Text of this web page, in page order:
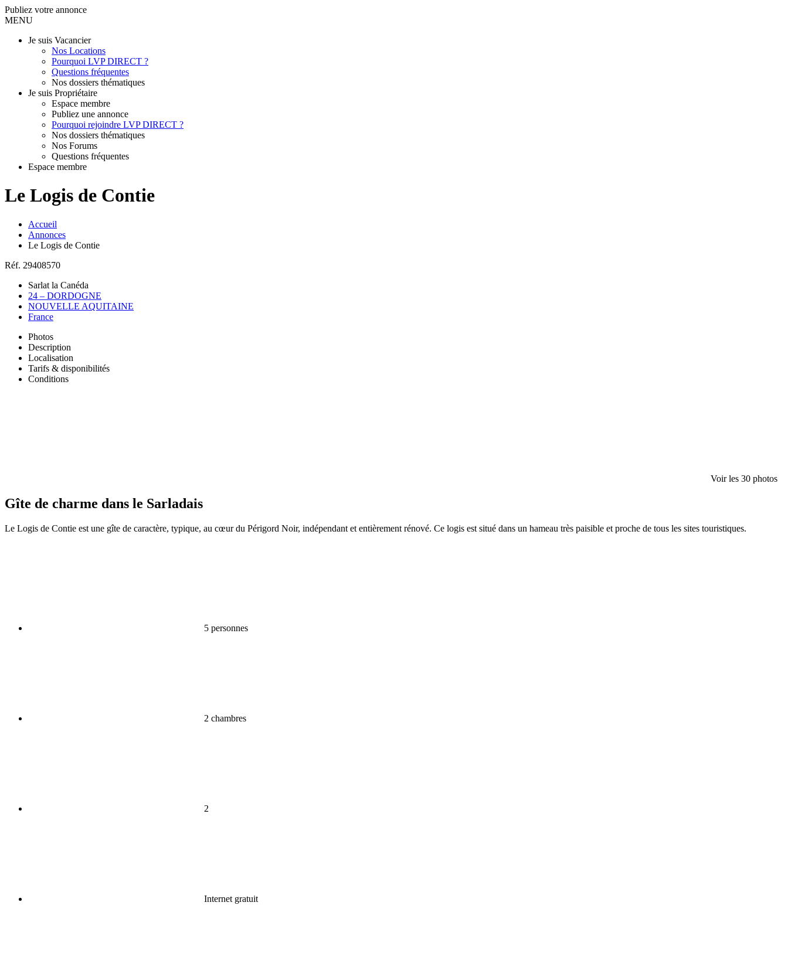
Publiez votre annonce
MENU
Je suis Vacancier
Nos Locations
Pourquoi LVP DIRECT ?
Questions fréquentes
Nos dossiers thématiques
Je suis Propriétaire
Espace membre
Publiez une annonce
Pourquoi rejoindre LVP DIRECT ?
Nos dossiers thématiques
Nos Forums
Questions fréquentes
Espace membre
Le Logis de Contie
Accueil
Annonces
Le Logis de Contie
Réf. 29408570
Sarlat la Canéda
24 – DORDOGNE
NOUVELLE AQUITAINE
France
Photos
Description
Localisation
Tarifs & disponibilités
Conditions
Voir les 30 photos
Gîte de charme dans le Sarladais
Le Logis de Contie est une gîte de caractère, typique, au cœur du Périgord Noir, indépendant et entièrement rénové. Ce logis est situé dans un hameau très paisible et proche de tous les sites touristiques.
5 personnes
2 chambres
2
Internet gratuit